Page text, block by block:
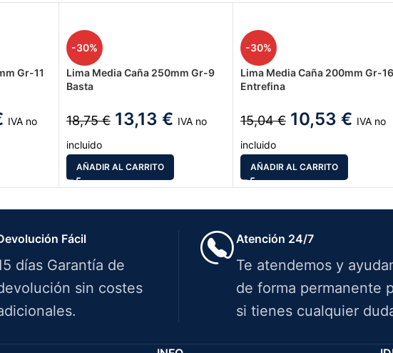
Gr-11
IVA no
-30%
Lima Media Caña 250mm Gr-9
Basta
18,75€ 13,13 € IVA no
incluido
AÑADIR AL CARRITO
-30%
Lima Media Caña 200mm Gr-16
Entrefina
15,04€ 10,53 € IVA no
incluido
AÑADIR AL CARRITO
Fácil
días Garantía de
sin costes
Atención 24/7
Te atendemos y
de forma permanente
si tienes cualquier